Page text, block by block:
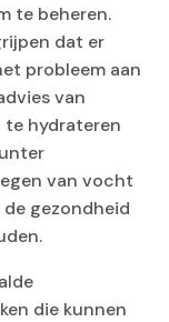
te beheren.
dat er
probleem aan
van
te hydrateren
van vocht
gezondheid
die kunnen